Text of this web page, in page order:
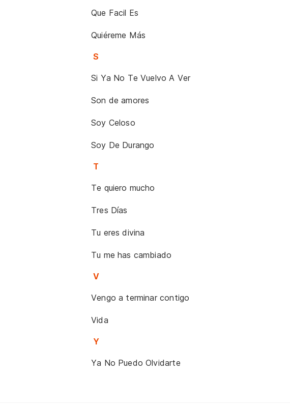
Que Facil Es
Quiéreme Más
S
Si Ya No Te Vuelvo A Ver
Son de amores
Soy Celoso
Soy De Durango
T
Te quiero mucho
Tres Días
Tu eres divina
Tu me has cambiado
V
Vengo a terminar contigo
Vida
Y
Ya No Puedo Olvidarte